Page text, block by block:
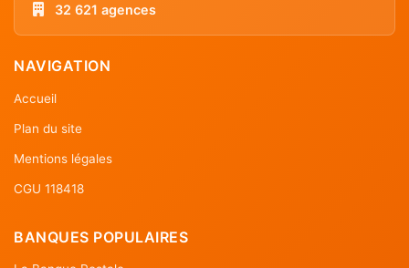
32 621 agences
NAVIGATION
Accueil
Plan du site
Mentions légales
CGU 118418
BANQUES POPULAIRES